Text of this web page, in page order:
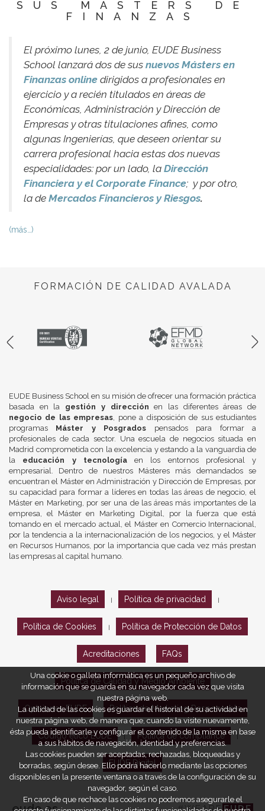
SUS MÁSTERS DE
FINANZAS
El próximo lunes, 2 de junio, EUDE Business
School lanzará dos de sus nuevos Másters en
Finanzas online dirigidos a profesionales en
ejercicio y a recién titulados en áreas de
Económicas, Administración y Dirección de
Empresas y otras titulaciones afines, como
algunas Ingenierías, que deseen orientar su
carrera profesional hacia estas dos nuevas
especialidades: por un lado, la Dirección
Financiera y el Corporate Finance; y por otro,
la de Mercados Financieros y Riesgos.
(más…)
FORMACIÓN DE CALIDAD AVALADA
EUDE Business School en su misión de ofrecer una formación práctica
basada en la gestión y dirección en las diferentes áreas de
negocio de las empresas, pone a disposición de sus estudiantes
programas Máster y Posgrados pensados para formar a
profesionales de cada sector. Una escuela de negocios situada en
Madrid comprometida con la excelencia y estando a la vanguardia de
la educación y tecnologíaen los entornos profesional y
empresarial. Dentro de nuestros Másteres más demandados se
encuentran el Máster en Administración y Dirección de Empresas, por
su capacidad para formar a líderes en todas las áreas de negocio, el
Máster en Marketing, por ser una de las áreas más importantes de la
empresa, el Máster en Marketing Digital, por la fuerza que está
tomando en el mercado actual, el Máster en Comercio Internacional,
por la tendencia a la internacionalización de los negocios, y el Máster
en Recursos Humanos, por la importancia que cada vez más prestan
las empresas al capital humano.
Aviso legal Política de privacidad
Política de Cookies Política de Protección de Datos
Acreditaciones FAQs
Política de Calidad y Medio Ambiente
Opiniones EUDE Política de Marketing Responsable
Código ético EUDE Política de compliance
EUDE Digital
#WEAREEUDE
Una cookie o galleta informática es un pequeño archivo de
información que se guarda en su navegador cada vez que visita
nuestra página web.
La utilidad de las cookies es guardar el historial de su actividad en
nuestra página web, de manera que, cuando la visite nuevamente,
ésta pueda identificarle y configurar el contenido de la misma en base
a sus hábitos de navegación, identidad y preferencias.
Las cookies pueden ser aceptadas, rechazadas, bloqueadas y
borradas, según desee. Ello podrá hacerlo mediante las opciones
disponibles en la presente ventana o a través de la configuración de su
navegador, según el caso.
En caso de que rechace las cookies no podremos asegurarle el